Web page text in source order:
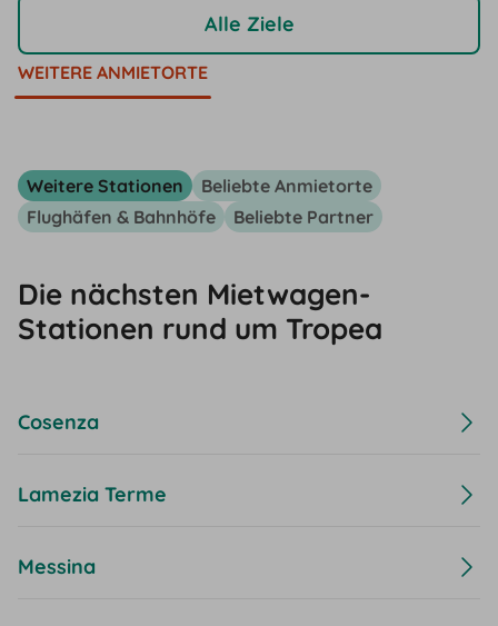
Alle Ziele
WEITERE ANMIETORTE
Weitere Stationen
Beliebte Anmietorte
Flughäfen & Bahnhöfe
Beliebte Partner
Die nächsten Mietwagen-
Stationen rund um Tropea
Cosenza
Lamezia Terme
Messina